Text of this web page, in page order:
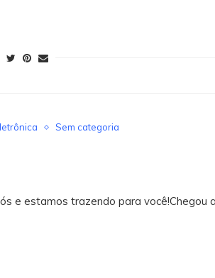
Sem categoria
e estamos trazendo para você!Chegou